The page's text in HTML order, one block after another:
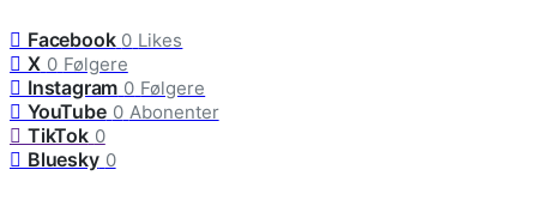
Facebook 0 Likes
X 0 Følgere
Instagram 0 Følgere
YouTube 0 Abonenter
TikTok 0
Bluesky 0